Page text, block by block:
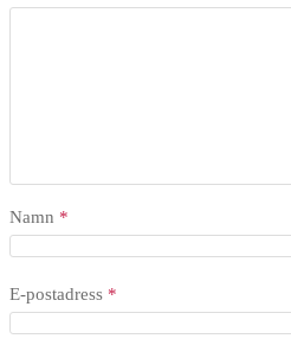
Namn *
E-postadress *